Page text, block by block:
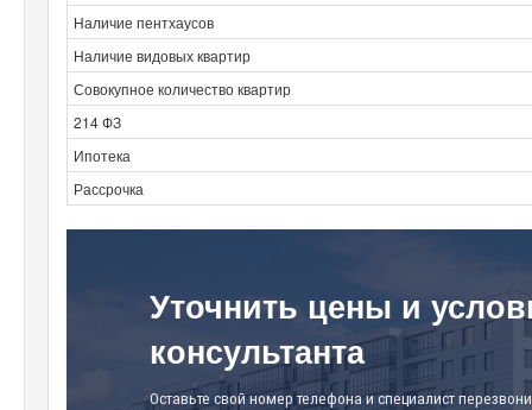
Наличие пентхаусов
Наличие видовых квартир
Совокупное количество квартир
214 ФЗ
Ипотека
Рассрочка
Уточнить цены и
консультанта
Оставьте свой номер телефона и специалист